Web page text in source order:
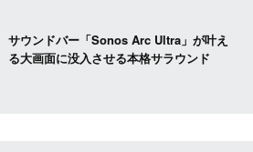
サウンドバー「Sonos Arc Ultra」が叶え
る大画面に没入させる本格サラウンド